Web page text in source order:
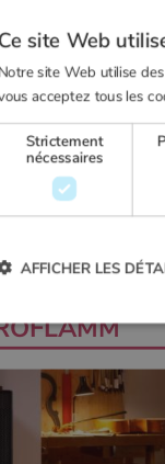
bois
BOIS POELE
mixte (hybride)
site Web
site Web utilise
acceptez tous les
Strictement
nécessaires
AFFICHER LES
Les cookies strictement
gestion des comptes. Le site